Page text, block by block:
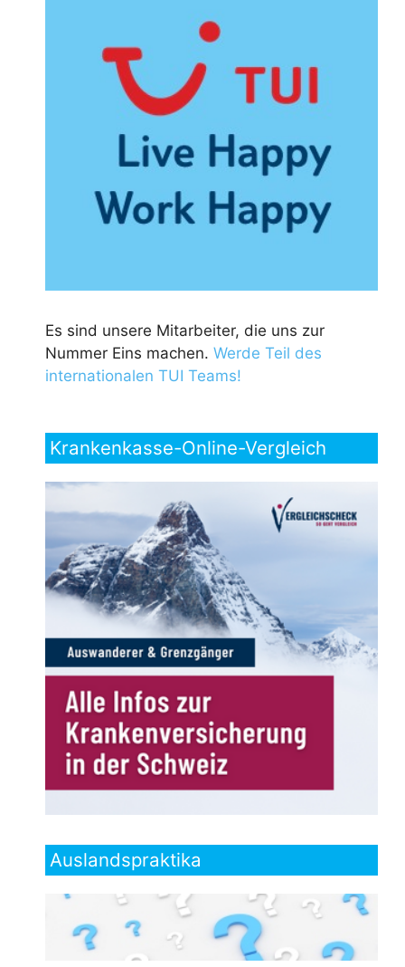
Es sind unsere Mitarbeiter, die uns zur
Nummer Eins machen. Werde Teil des
internationalen TUI Teams!
Krankenkasse-Online-Vergleich
Auslandspraktika